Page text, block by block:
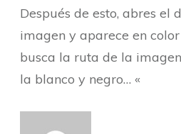
Después de esto, abres el
imagen y aparece en
busca la ruta de la
la blanco y negro… «